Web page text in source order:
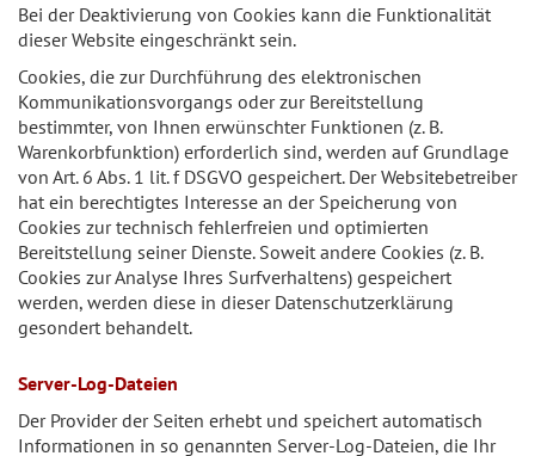
Bei der Deaktivierung von Cookies kann die Funktionalität
dieser Website eingeschränkt sein.
Cookies, die zur Durchführung des elektronischen
Kommunikationsvorgangs oder zur Bereitstellung
bestimmter, von Ihnen erwünschter Funktionen (z. B.
Warenkorbfunktion) erforderlich sind, werden auf Grundlage
von Art. 6 Abs. 1 lit. f DSGVO gespeichert. Der Websitebetreiber
hat ein berechtigtes Interesse an der Speicherung von
Cookies zur technisch fehlerfreien und optimierten
Bereitstellung seiner Dienste. Soweit andere Cookies (z. B.
Cookies zur Analyse Ihres Surfverhaltens) gespeichert
werden, werden diese in dieser Datenschutzerklärung
gesondert behandelt.
Server-Log-Dateien
Der Provider der Seiten erhebt und speichert automatisch
Informationen in so genannten Server-Log-Dateien, die Ihr